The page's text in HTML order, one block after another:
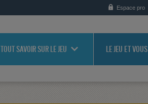
Espace pro
TOUT SAVOIR SUR LE JEU LE JEU ET VOUS